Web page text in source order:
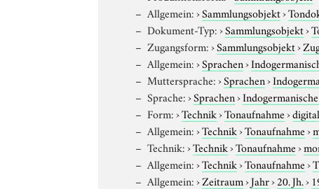
Allgemein:›Sammlungsobjekt›
Dokument-Typ:›Sammlungsobjekt›
Zugangsform:›Sammlungsobjekt›
Allgemein:›Sprachen›
Muttersprache:›Sprachen›
Sprache:›Sprachen›
Form:›Technik›Tonaufnahme›digital
Allgemein:›Technik›Tonaufnahme›
Technik:›Technik›Tonaufnahme›
Allgemein:›Technik›Tonaufnahme›
Allgemein:›Zeitraum›Jahr›20. Jh.›